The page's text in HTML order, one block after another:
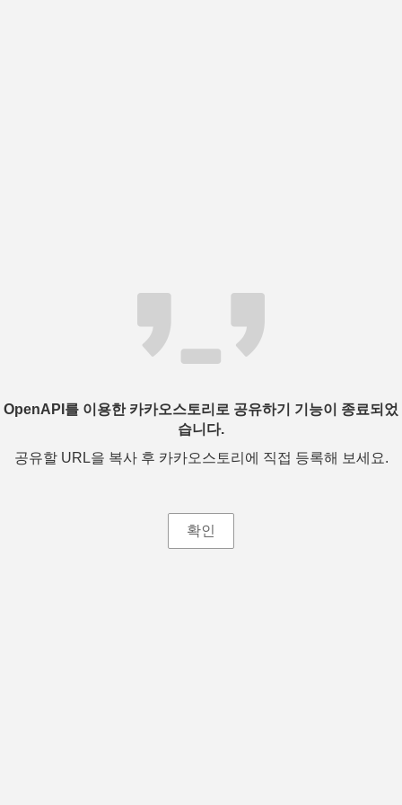
OpenAPI를 이용한 카카오스토리로 공유하기 기능이 종료되었
습니다.
공유할 URL을 복사 후 카카오스토리에 직접 등록해 보세요.
확인